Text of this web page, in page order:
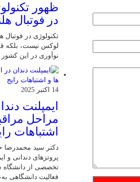
ظهور
در فوتبال
تکنولوژی در فوتبال
لوکس نیست، بلکه
نوآوری در این
14 اکتبر 2025
ایمپلنت
مراحل
اشتباهات
دکتر سید محمدرضا
پروتزهای دندانی و
تخصصی از دانشگاه
فعالیت دانشگاهی